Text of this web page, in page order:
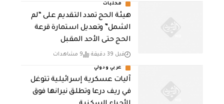
محليات
هيئة الحج تمدد التقديم على “لم
الشمل” وتعديل استمارة قرعة
الحج حتى الأحد المقبل
قبل 39 دقيقة 9 مشاهدات
عربي ودولي
آليات عسكرية إسرائيلية تتوغل
في ريف درعا وتطلق نيرانها فوق